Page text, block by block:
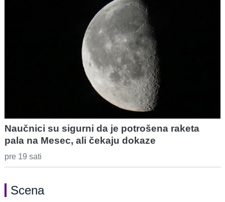
Naučnici su sigurni da je potrošena raketa
pala na Mesec, ali čekaju dokaze
pre 19 sati
Scena